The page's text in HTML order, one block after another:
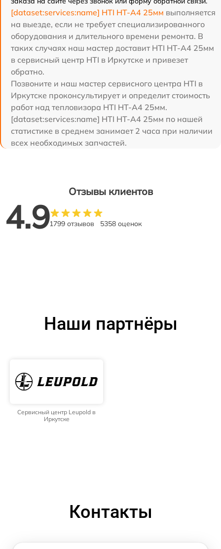
[dataset:services:name] HTI HT-A4 25мм выполняется
на выезде, если не требует специализированного
оборудования и длительного времени ремонта. В
таких случаях наш мастер доставит HTI HT-A4 25мм
в сервисный центр HTI в Иркутске и привезет
обратно.
Позвоните и наш мастер сервисного центра HTI в
Иркутске проконсультирует и определит стоимость
работ над тепловизора HTI HT-A4 25мм.
[dataset:services:name] HTI HT-A4 25мм по нашей
статистике в среднем занимает 2 часа при наличии
всех необходимых запчастей.
Отзывы клиентов
4.91799 отзывов 5358 оценок
Наши партнёры
Сервисный центр Leupold в
Иркутске
Контакты